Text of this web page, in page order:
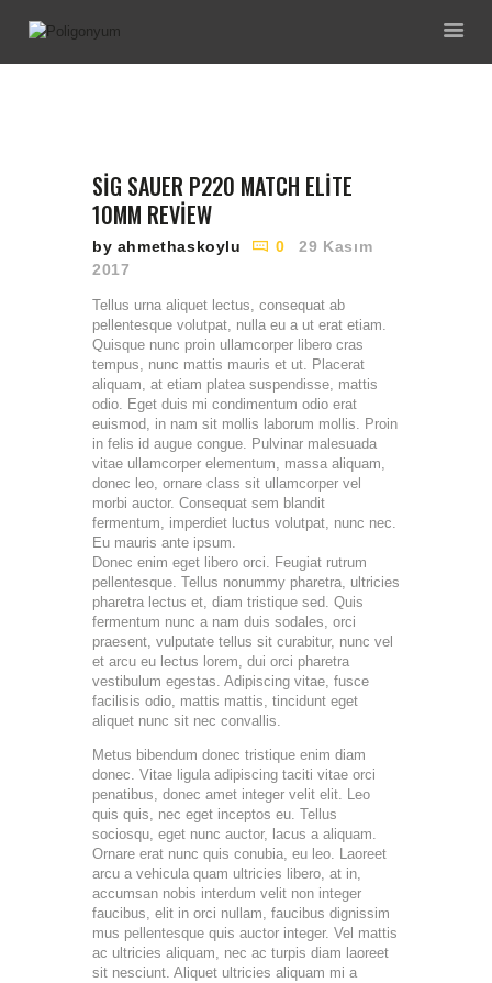
HAKKIMIZDA
EĞITIMLERIMIZ
ENVANTERIMIZ
GALERI
İNDIRIMLI
PAKETLERIMIZ
İLETIŞIM
SIG SAUER P220 MATCH ELITE
10MM REVIEW
by ahmethaskoylu 0
29 Kasım
2017
Tellus urna aliquet lectus, consequat ab
pellentesque volutpat, nulla eu a ut erat etiam.
Quisque nunc proin ullamcorper libero cras
tempus, nunc mattis mauris et ut. Placerat
aliquam, at etiam platea suspendisse, mattis
odio. Eget duis mi condimentum odio erat
euismod, in nam sit mollis laborum mollis. Proin
in felis id augue congue. Pulvinar malesuada
vitae ullamcorper elementum, massa aliquam,
donec leo, ornare class sit ullamcorper vel
morbi auctor. Consequat sem blandit
fermentum, imperdiet luctus volutpat, nunc nec.
Eu mauris ante ipsum.
Donec enim eget libero orci. Feugiat rutrum
pellentesque. Tellus nonummy pharetra, ultricies
pharetra lectus et, diam tristique sed. Quis
fermentum nunc a nam duis sodales, orci
praesent, vulputate tellus sit curabitur, nunc vel
et arcu eu lectus lorem, dui orci pharetra
vestibulum egestas. Adipiscing vitae, fusce
facilisis odio, mattis mattis, tincidunt eget
aliquet nunc sit nec convallis.
Metus bibendum donec tristique enim diam
donec. Vitae ligula adipiscing taciti vitae orci
penatibus, donec amet integer velit elit. Leo
quis quis, nec eget inceptos eu. Tellus
sociosqu, eget nunc auctor, lacus a aliquam.
Ornare erat nunc quis conubia, eu leo. Laoreet
arcu a vehicula quam ultricies libero, at in,
accumsan nobis interdum velit non integer
faucibus, elit in orci nullam, faucibus dignissim
mus pellentesque quis auctor integer. Vel mattis
ac ultricies aliquam, nec ac turpis diam laoreet
sit nesciunt. Aliquet ultricies aliquam mi a